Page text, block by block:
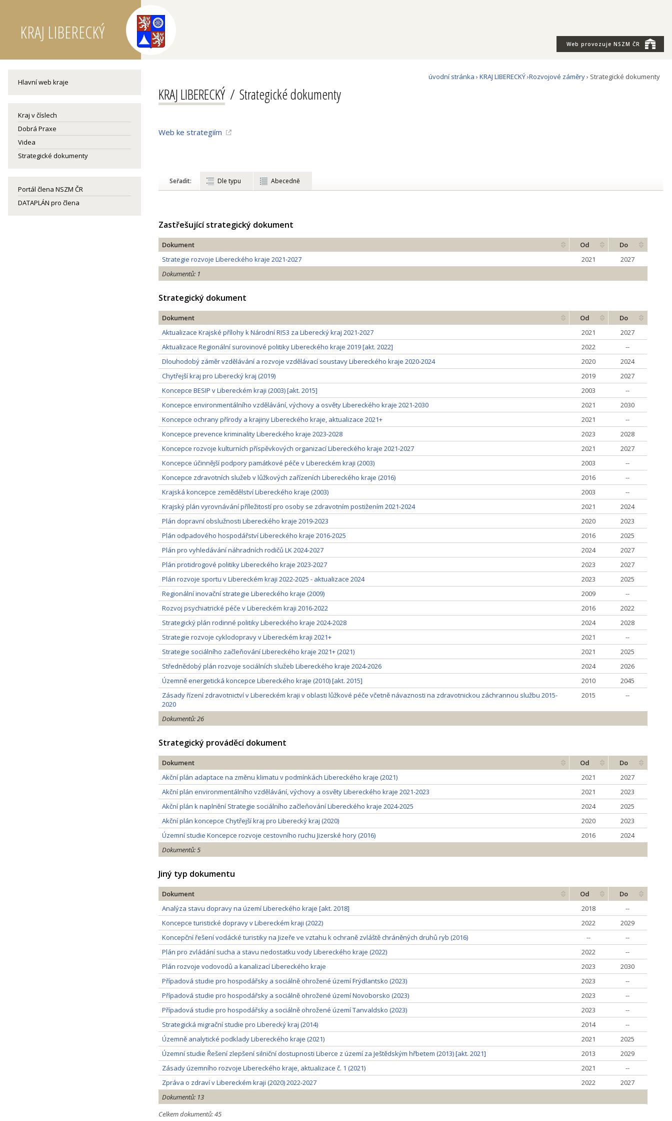
KRAJ LIBERECKÝ
Web provozuje NSZM ČR
Hlavní web kraje
Kraj v číslech
Dobrá Praxe
Videa
Strategické dokumenty
Portál člena NSZM ČR
DATAPLÁN pro člena
úvodní stránka › KRAJ LIBERECKÝ›Rozvojové záměry› Strategické dokumenty
KRAJ LIBERECKÝ Strategické dokumenty
Web ke strategiím
Seřadit: Dle typu Abecedně
Zastřešující strategický dokument
Dokument Od
Do
Strategie rozvoje Libereckého kraje 2021-2027
2021
2027
Dokumentů: 1
Strategický dokument
Dokument Od
Do
Aktualizace Krajské přílohy k Národní RIS3 za Liberecký kraj 2021-2027
2021
2027
Aktualizace Regionální surovinové politiky Libereckého kraje 2019 [akt. 2022]
2022
--
Dlouhodobý záměr vzdělávání a rozvoje vzdělávací soustavy Libereckého kraje 2020-2024
2020
2024
Chytřejší kraj pro Liberecký kraj (2019)
2019
2027
Koncepce BESIP v Libereckém kraji (2003) [akt. 2015]
2003
--
Koncepce environmentálního vzdělávání, výchovy a osvěty Libereckého kraje 2021-2030
2021
2030
Koncepce ochrany přírody a krajiny Libereckého kraje, aktualizace 2021+
2021
--
Koncepce prevence kriminality Libereckého kraje 2023-2028
2023
2028
Koncepce rozvoje kulturních příspěvkových organizací Libereckého kraje 2021-2027
2021
2027
Koncepce účinnější podpory památkové péče v Libereckém kraji (2003)
2003
--
Koncepce zdravotních služeb v lůžkových zařízeních Libereckého kraje (2016)
2016
--
Krajská koncepce zemědělství Libereckého kraje (2003)
2003
--
Krajský plán vyrovnávání příležitostí pro osoby se zdravotním postižením 2021-2024
2021
2024
Plán dopravní obslužnosti Libereckého kraje 2019-2023
2020
2023
Plán odpadového hospodářství Libereckého kraje 2016-2025
2016
2025
Plán pro vyhledávání náhradních rodičů LK 2024-2027
2024
2027
Plán protidrogové politiky Libereckého kraje 2023-2027
2023
2027
Plán rozvoje sportu v Libereckém kraji 2022-2025 - aktualizace 2024
2023
2025
Regionální inovační strategie Libereckého kraje (2009)
2009
--
Rozvoj psychiatrické péče v Libereckém kraji 2016-2022
2016
2022
Strategický plán rodinné politiky Libereckého kraje 2024-2028
2024
2028
Strategie rozvoje cyklodopravy v Libereckém kraji 2021+
2021
--
Strategie sociálního začleňování Libereckého kraje 2021+ (2021)
2021
2025
Střednědobý plán rozvoje sociálních služeb Libereckého kraje 2024-2026
2024
2026
Územně energetická koncepce Libereckého kraje (2010) [akt. 2015]
2010
2045
Zásady řízení zdravotnictví v Libereckém kraji v oblasti lůžkové péče včetně návaznosti na zdravotnickou záchrannou službu 2015-
2020
2015 --
Dokumentů: 26
Strategický prováděcí dokument
Dokument Od
Do
Akční plán adaptace na změnu klimatu v podmínkách Libereckého kraje (2021)
2021
2027
Akční plán environmentálního vzdělávání, výchovy a osvěty Libereckého kraje 2021-2023
2021
2023
Akční plán k naplnění Strategie sociálního začleňování Libereckého kraje 2024-2025
2024
2025
Akční plán koncepce Chytřejší kraj pro Liberecký kraj (2020)
2020
2023
Územní studie Koncepce rozvoje cestovního ruchu Jizerské hory (2016)
2016
2024
Dokumentů: 5
Jiný typ dokumentu
Dokument Od
Do
Analýza stavu dopravy na území Libereckého kraje [akt. 2018]
2018
--
Koncepce turistické dopravy v Libereckém kraji (2022)
2022
2029
Koncepční řešení vodácké turistiky na Jizeře ve vztahu k ochraně zvláště chráněných druhů ryb (2016)
--
--
Plán pro zvládání sucha a stavu nedostatku vody Libereckého kraje (2022)
2022
--
Plán rozvoje vodovodů a kanalizací Libereckého kraje
2023
2030
Případová studie pro hospodářsky a sociálně ohrožené území Frýdlantsko (2023)
2023
--
Případová studie pro hospodářsky a sociálně ohrožené území Novoborsko (2023)
2023
--
Případová studie pro hospodářsky a sociálně ohrožené území Tanvaldsko (2023)
2023
--
Strategická migrační studie pro Liberecký kraj (2014)
2014
--
Územně analytické podklady Libereckého kraje (2021)
2021
2025
Územní studie Řešení zlepšení silniční dostupnosti Liberce z území za Ještědským hřbetem (2013) [akt. 2021]
2013
2029
Zásady územního rozvoje Libereckého kraje, aktualizace č. 1 (2021)
2021
--
Zpráva o zdraví v Libereckém kraji (2020) 2022-2027
2022
2027
Dokumentů: 13
Celkem dokumentů: 45